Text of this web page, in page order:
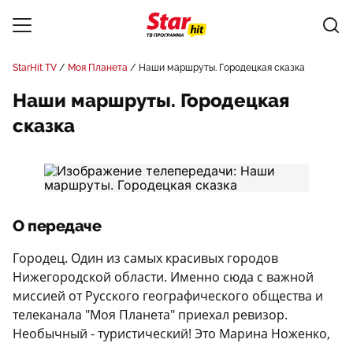
StarHit TV Моя Планета Наши маршруты. Городецкая сказка
Наши маршруты. Городецкая
сказка
О передаче
Городец. Один из самых красивых городов
Нижегородской области. Именно сюда с важной
миссией от Русского географического общества и
телеканала "Моя Планета" приехал ревизор.
Необычный - туристический! Это Марина Ноженко,